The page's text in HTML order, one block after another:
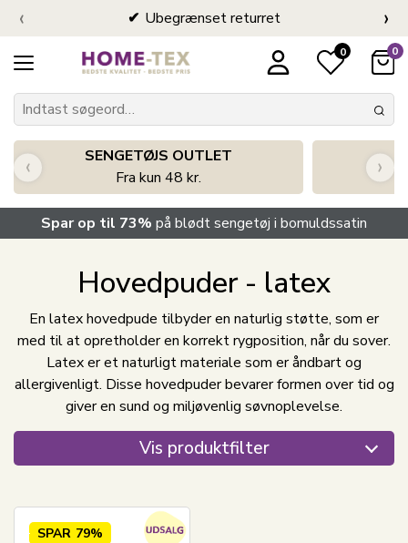
Ubegrænset returret
‹ ›
0 0
SENGETØJS OUTLET
Fra kun 48 kr.
‹ ›
Spar op til 73% på blødt sengetøj i bomuldssatin
Hovedpuder - latex
En latex hovedpude tilbyder en naturlig støtte, som er
med til at opretholder en korrekt rygposition, når du sover.
Latex er et naturligt materiale som er åndbart og
allergivenligt. Disse hovedpuder bevarer formen over tid og
giver en sund og miljøvenlig søvnoplevelse.
Vis produktfilter
SPAR 79%